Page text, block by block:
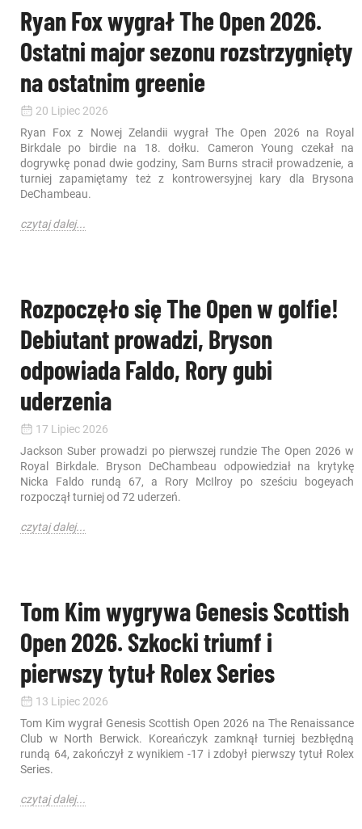
Ryan Fox wygrał The Open 2026.
Ostatni major sezonu rozstrzygnięty
na ostatnim greenie
20 Lipiec 2026
Ryan Fox z Nowej Zelandii wygrał The Open 2026 na Royal
Birkdale po birdie na 18. dołku. Cameron Young czekał na
dogrywkę ponad dwie godziny, Sam Burns stracił prowadzenie, a
turniej zapamiętamy też z kontrowersyjnej kary dla Brysona
DeChambeau.
czytaj dalej...
Rozpoczęło się The Open w golfie!
Debiutant prowadzi, Bryson
odpowiada Faldo, Rory gubi
uderzenia
17 Lipiec 2026
Jackson Suber prowadzi po pierwszej rundzie The Open 2026 w
Royal Birkdale. Bryson DeChambeau odpowiedział na krytykę
Nicka Faldo rundą 67, a Rory McIlroy po sześciu bogeyach
rozpoczął turniej od 72 uderzeń.
czytaj dalej...
Tom Kim wygrywa Genesis Scottish
Open 2026. Szkocki triumf i
pierwszy tytuł Rolex Series
13 Lipiec 2026
Tom Kim wygrał Genesis Scottish Open 2026 na The Renaissance
Club w North Berwick. Koreańczyk zamknął turniej bezbłędną
rundą 64, zakończył z wynikiem -17 i zdobył pierwszy tytuł Rolex
Series.
czytaj dalej...